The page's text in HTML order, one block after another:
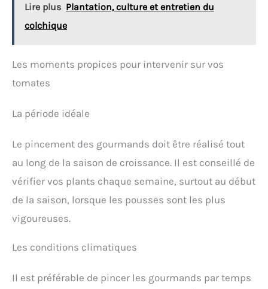
confortablement placée dans la main et le verrou
de sécurité peut éviter les blessures accidentelles,
branches, les troncs, les vergers, les vignes, la taille
Lire plus Plantation, culture et entretien du
colchique
Les moments propices pour intervenir sur vos
tomates
La période idéale
Le pincement des gourmands doit être réalisé tout
au long de la saison de croissance. Il est conseillé de
vérifier vos plants chaque semaine, surtout au début
de la saison, lorsque les pousses sont les plus
vigoureuses.
Les conditions climatiques
Il est préférable de pincer les gourmands par temps